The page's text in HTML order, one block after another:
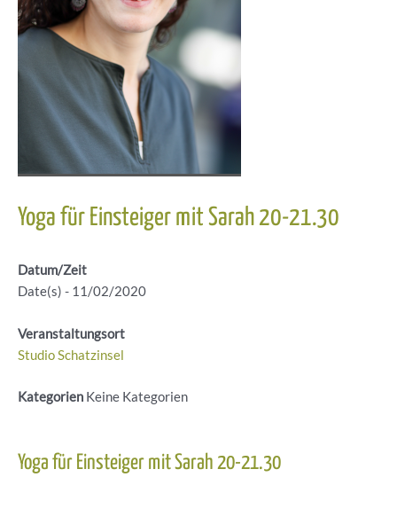
Yoga für Einsteiger mit Sarah 20-21.30
Datum/Zeit
Date(s) - 11/02/2020
Veranstaltungsort
Studio Schatzinsel
Kategorien Keine Kategorien
Yoga für Einsteiger mit Sarah 20-21.30